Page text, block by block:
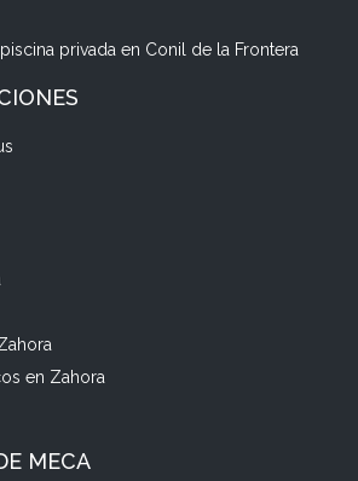
privada en Conil de la Frontera
en Zahora
MECA